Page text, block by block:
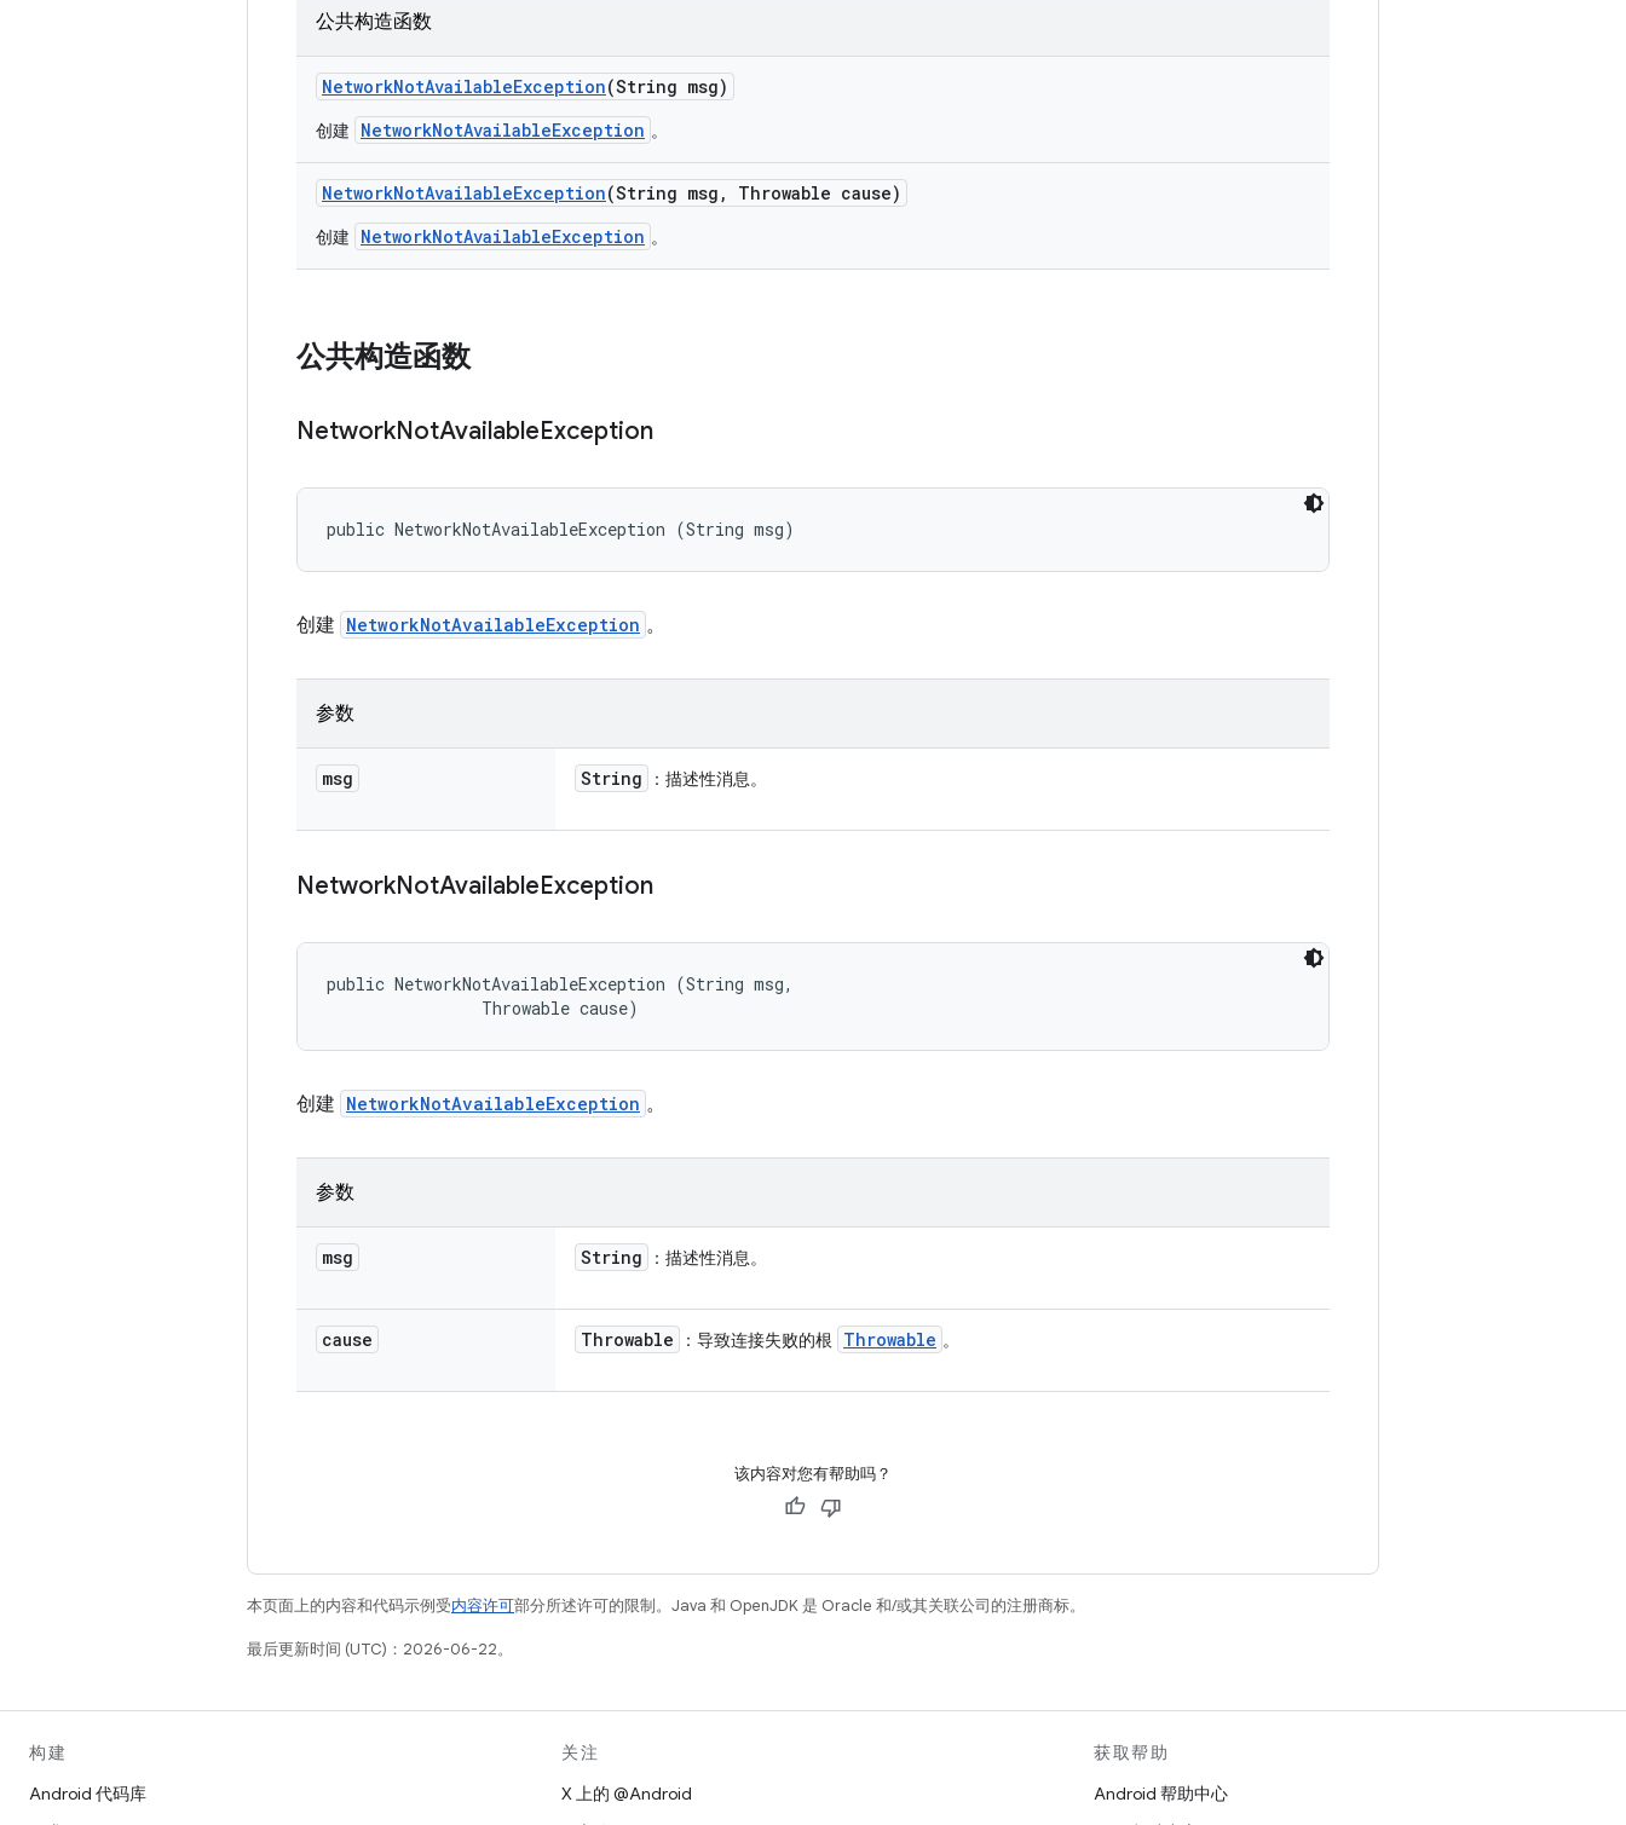
公共构造函数
NetworkNotAvailableException(String msg)
创建 NetworkNotAvailableException 。
NetworkNotAvailableException(String msg , Throwable cause)
创建 NetworkNotAvailableException 。
公共构造函数
NetworkNotAvailableException
public NetworkNotAvailableException (String msg)
创建 NetworkNotAvailableException 。
参数
msg String ：描述性消息。
NetworkNotAvailableException
public NetworkNotAvailableException (String msg,
                Throwable cause)
创建 NetworkNotAvailableException 。
参数
msg String ：描述性消息。
cause Throwable ：导致连接失败的根 Throwable 。
该内容对您有帮助吗？
本页面上的内容和代码示例受内容许可部分所述许可的限制。Java 和 OpenJDK 是 Oracle 和/或其关联公司的注册商标。
最后更新时间 (UTC)：2026-06-22。
构建
Android 代码库
关注
X 上的 @Android
获取帮助
Android 帮助中心